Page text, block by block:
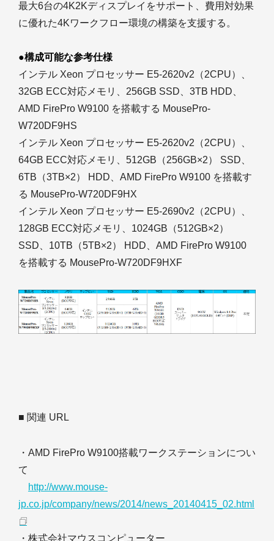
最大6台の4K2Kディスプレイをサポート、費用対効果
に優れた4Kワークフロー環境の構築を支援する。
●構成可能な参考仕様
インテル Xeon プロセッサー E5-2620v2（2CPU）、
32GB ECC対応メモリ、256GB SSD、3TB HDD、
AMD FirePro W9100 を搭載する MousePro-
W720DF9HS
インテル Xeon プロセッサー E5-2620v2（2CPU）、
64GB ECC対応メモリ、512GB（256GB×2） SSD、
6TB（3TB×2） HDD、AMD FirePro W9100 を搭載す
る MousePro-W720DF9HX
インテル Xeon プロセッサー E5-2690v2（2CPU）、
128GB ECC対応メモリ、1024GB（512GB×2）
SSD、10TB（5TB×2） HDD、AMD FirePro W9100
を搭載する MousePro-W720DF9HXF
■ 関連 URL
・AMD FirePro W9100搭載ワークステーションについ
て
http://www.mouse-
jp.co.jp/company/news/2014/news_20140415_02.html
・株式会社マウスコンピューター